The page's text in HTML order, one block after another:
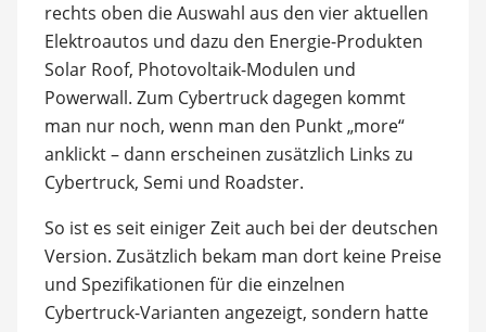
rechts oben die Auswahl aus den vier aktuellen
Elektroautos und dazu den Energie-Produkten
Solar Roof, Photovoltaik-Modulen und
Powerwall. Zum Cybertruck dagegen kommt
man nur noch, wenn man den Punkt „more“
anklickt – dann erscheinen zusätzlich Links zu
Cybertruck, Semi und Roadster.
So ist es seit einiger Zeit auch bei der deutschen
Version. Zusätzlich bekam man dort keine Preise
und Spezifikationen für die einzelnen
Cybertruck-Varianten angezeigt, sondern hatte